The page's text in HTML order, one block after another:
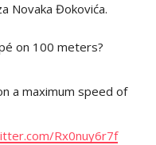
Novaka Đokovića.
on 100 meters?
a maximum speed of
Rx0nuy6r7f